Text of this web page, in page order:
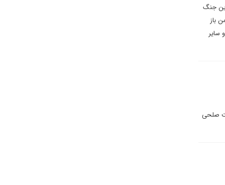
جنگ
باز
سایر
صلحی